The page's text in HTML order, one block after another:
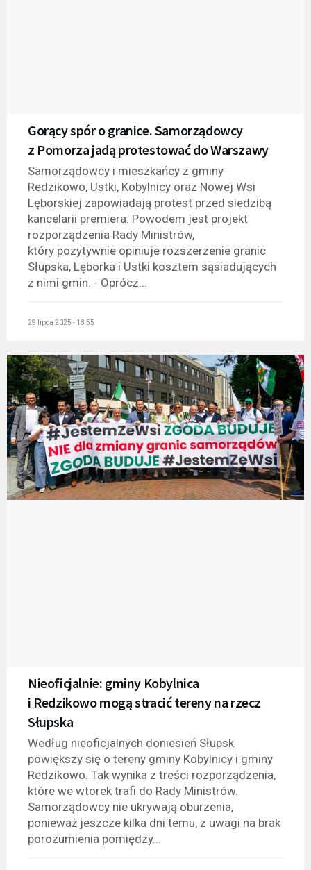
Gorący spór o granice. Samorządowcy
z Pomorza jadą protestować do Warszawy
Samorządowcy i mieszkańcy z gminy
Redzikowo, Ustki, Kobylnicy oraz Nowej Wsi
Lęborskiej zapowiadają protest przed siedzibą
kancelarii premiera. Powodem jest projekt
rozporządzenia Rady Ministrów,
który pozytywnie opiniuje rozszerzenie granic
Słupska, Lęborka i Ustki kosztem sąsiadujących
z nimi gmin. - Oprócz...
29 lipca 2025 - 18:55
Nieoficjalnie: gminy Kobylnica
i Redzikowo mogą stracić tereny na rzecz
Słupska
Według nieoficjalnych doniesień Słupsk
powiększy się o tereny gminy Kobylnicy i gminy
Redzikowo. Tak wynika z treści rozporządzenia,
które we wtorek trafi do Rady Ministrów.
Samorządowcy nie ukrywają oburzenia,
ponieważ jeszcze kilka dni temu, z uwagi na brak
porozumienia pomiędzy...